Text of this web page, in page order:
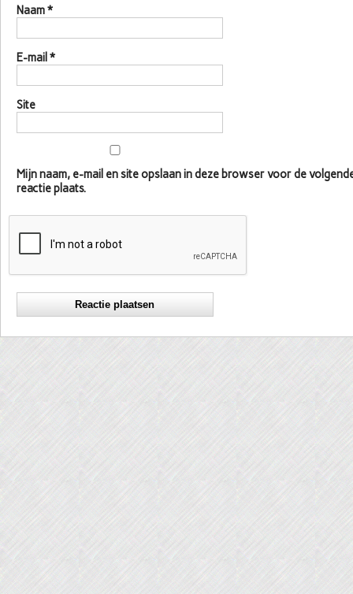
Naam*
E-mail *
Site
Mijn naam, e-mail en site opslaan in deze browser voor de
reactie plaats.